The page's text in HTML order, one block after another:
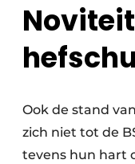
Ook de stand
zich niet tot de
tevens hun hart